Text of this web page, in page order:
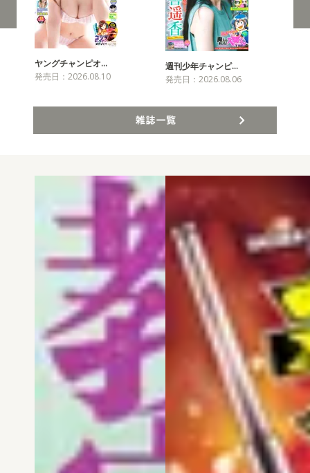
ヤングチャンピオ…
発売日：2026.08.10
週刊少年チャンピ…
発売日：2026.08.06